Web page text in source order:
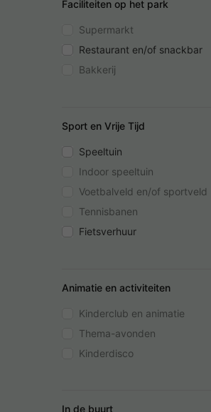
Faciliteiten op het park
Supermarkt
Restaurant en/of snackbar
Bakkerij
Sport en Vrije Tijd
Speeltuin
Indoor speeltuin
Voetbalveld en/of sportveld
Tennisbanen
Fietsverhuur
Animatie en activiteiten
Kinderclub en animatie
Thema-avonden
Kinderdisco
In de buurt